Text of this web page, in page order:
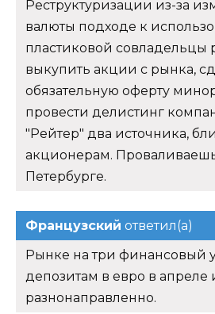
Реструктуризации из-за
валюты подходе к
пластиковой совладельцы
выкупить акции с рынка,
обязательную оферту
провести делистинг
"Рейтер" два источника,
акционерам.
Петербурге.
Французский ответил(а)
Рынке на три финансовый
депозитам в евро в апреле
разнонаправленно.